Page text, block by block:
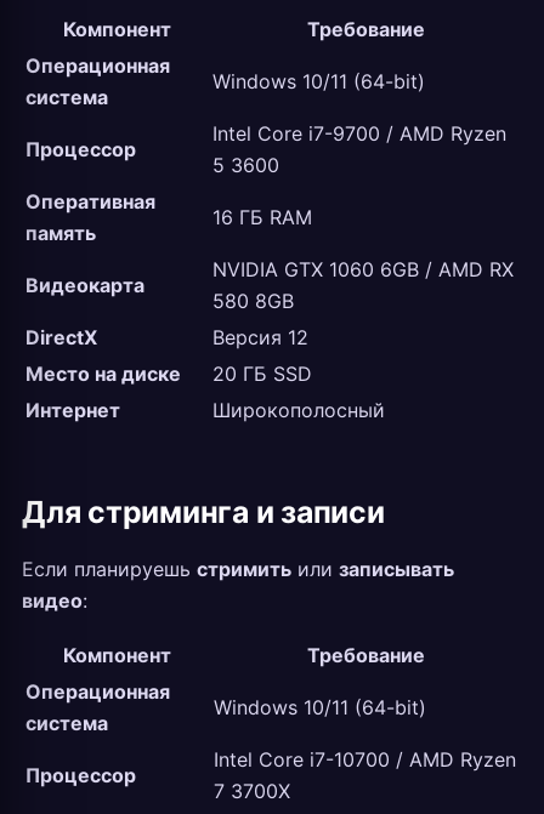
Компонент
Требование
Операционная
система
Windows 10/11 (64-bit)
Процессор
Intel Core i7-9700 / AMD Ryzen
5 3600
Оперативная
память
16 ГБ RAM
Видеокарта
NVIDIA GTX 1060 6GB / AMD RX
580 8GB
DirectX
Версия 12
Место на диске
20 ГБ SSD
Интернет
Широкополосный
Для стриминга и записи
Если планируешь стримить или записывать
видео:
Компонент
Требование
Операционная
система
Windows 10/11 (64-bit)
Процессор
Intel Core i7-10700 / AMD Ryzen
7 3700X